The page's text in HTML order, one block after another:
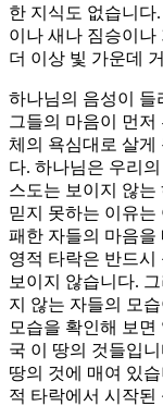
한 지식도 없습니
이나 새나 짐승이나
더 이상 빛 가운데
하나님의 음성이 들
그들의 마음이 먼
체의 욕심대로 살게
다. 하나님은 우리
스도는 보이지 않는
믿지 못하는 이유는
패한 자들의 마음을
영적 타락은 반드시
보이지 않습니다.
지 않는 자들의 모
모습을 확인해 보
국 이 땅의 것들입
땅의 것에 매여 있
적 타락에서 시작된